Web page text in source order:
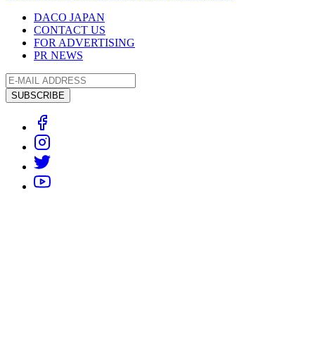
DACO JAPAN
CONTACT US
FOR ADVERTISING
PR NEWS